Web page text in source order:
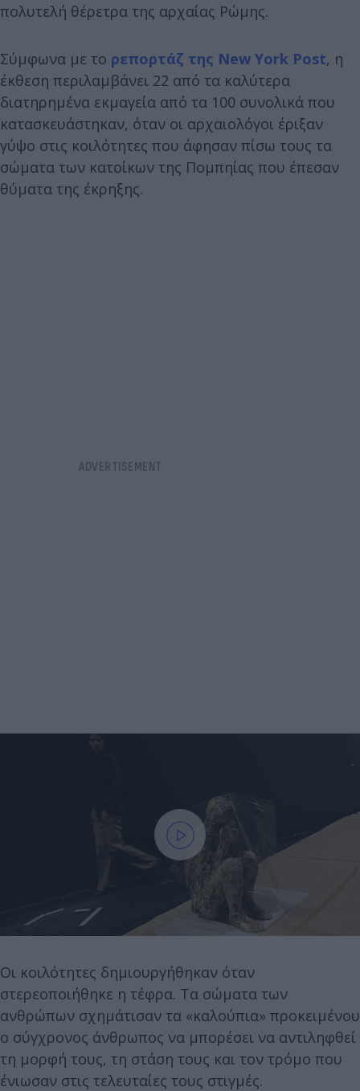
πολυτελή θέρετρα της αρχαίας Ρώμης.
Σύμφωνα με το ρεπορτάζ της New York Post, η
έκθεση περιλαμβάνει 22 από τα καλύτερα
διατηρημένα εκμαγεία από τα 100 συνολικά που
κατασκευάστηκαν, όταν οι αρχαιολόγοι έριξαν
γύψο στις κοιλότητες που άφησαν πίσω τους τα
σώματα των κατοίκων της Πομπηίας που έπεσαν
θύματα της έκρηξης.
Οι κοιλότητες δημιουργήθηκαν όταν
στερεοποιήθηκε η τέφρα. Τα σώματα των
ανθρώπων σχημάτισαν τα «καλούπια» προκειμένου
ο σύγχρονος άνθρωπος να μπορέσει να αντιληφθεί
τη μορφή τους, τη στάση τους και τον τρόμο που
ένιωσαν στις τελευταίες τους στιγμές.